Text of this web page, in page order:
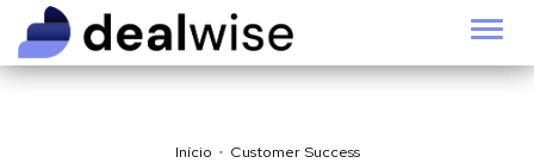
Início
Customer Success